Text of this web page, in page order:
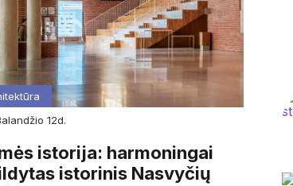
balandžio 12d.
istorija: harmoningai
istorinis Nasvyčių